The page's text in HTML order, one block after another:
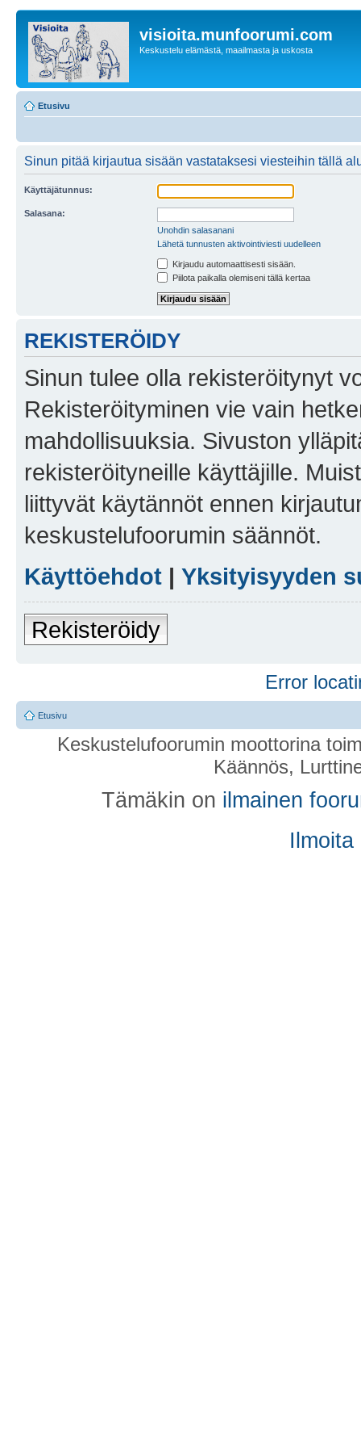
visioita.munfoorumi.com
Keskustelu elämästä, maailmasta ja uskosta
Etusivu
Sinun pitää kirjautua sisään vastataksesi viesteihin tällä
Käyttäjätunnus:
Salasana:
Unohdin salasanani
Lähetä tunnusten aktivointiviesti uudelleen
Kirjaudu automaattisesti sisään.
Piilota paikalla olemiseni tällä kertaa
REKISTERÖIDY
Sinun tulee olla rekisteröitynyt
Rekisteröityminen vie vain
mahdollisuuksia. Sivuston
rekisteröityneille käyttäjille.
liittyvät käytännöt ennen
keskustelufoorumin säännöt.
Käyttöehdot | Yksityisyyden
Rekisteröidy
Error
Etusivu
Keskustelufoorumin moottorina
Käännös,
Tämäkin on ilmainen